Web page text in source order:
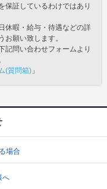
保証しているわけではあり
休暇・給与・待遇などの詳
願い致します。
記問い合わせフォームより
(質問箱) 」
場合
へ